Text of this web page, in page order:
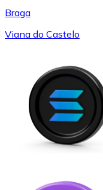
Braga
Viana do Castelo